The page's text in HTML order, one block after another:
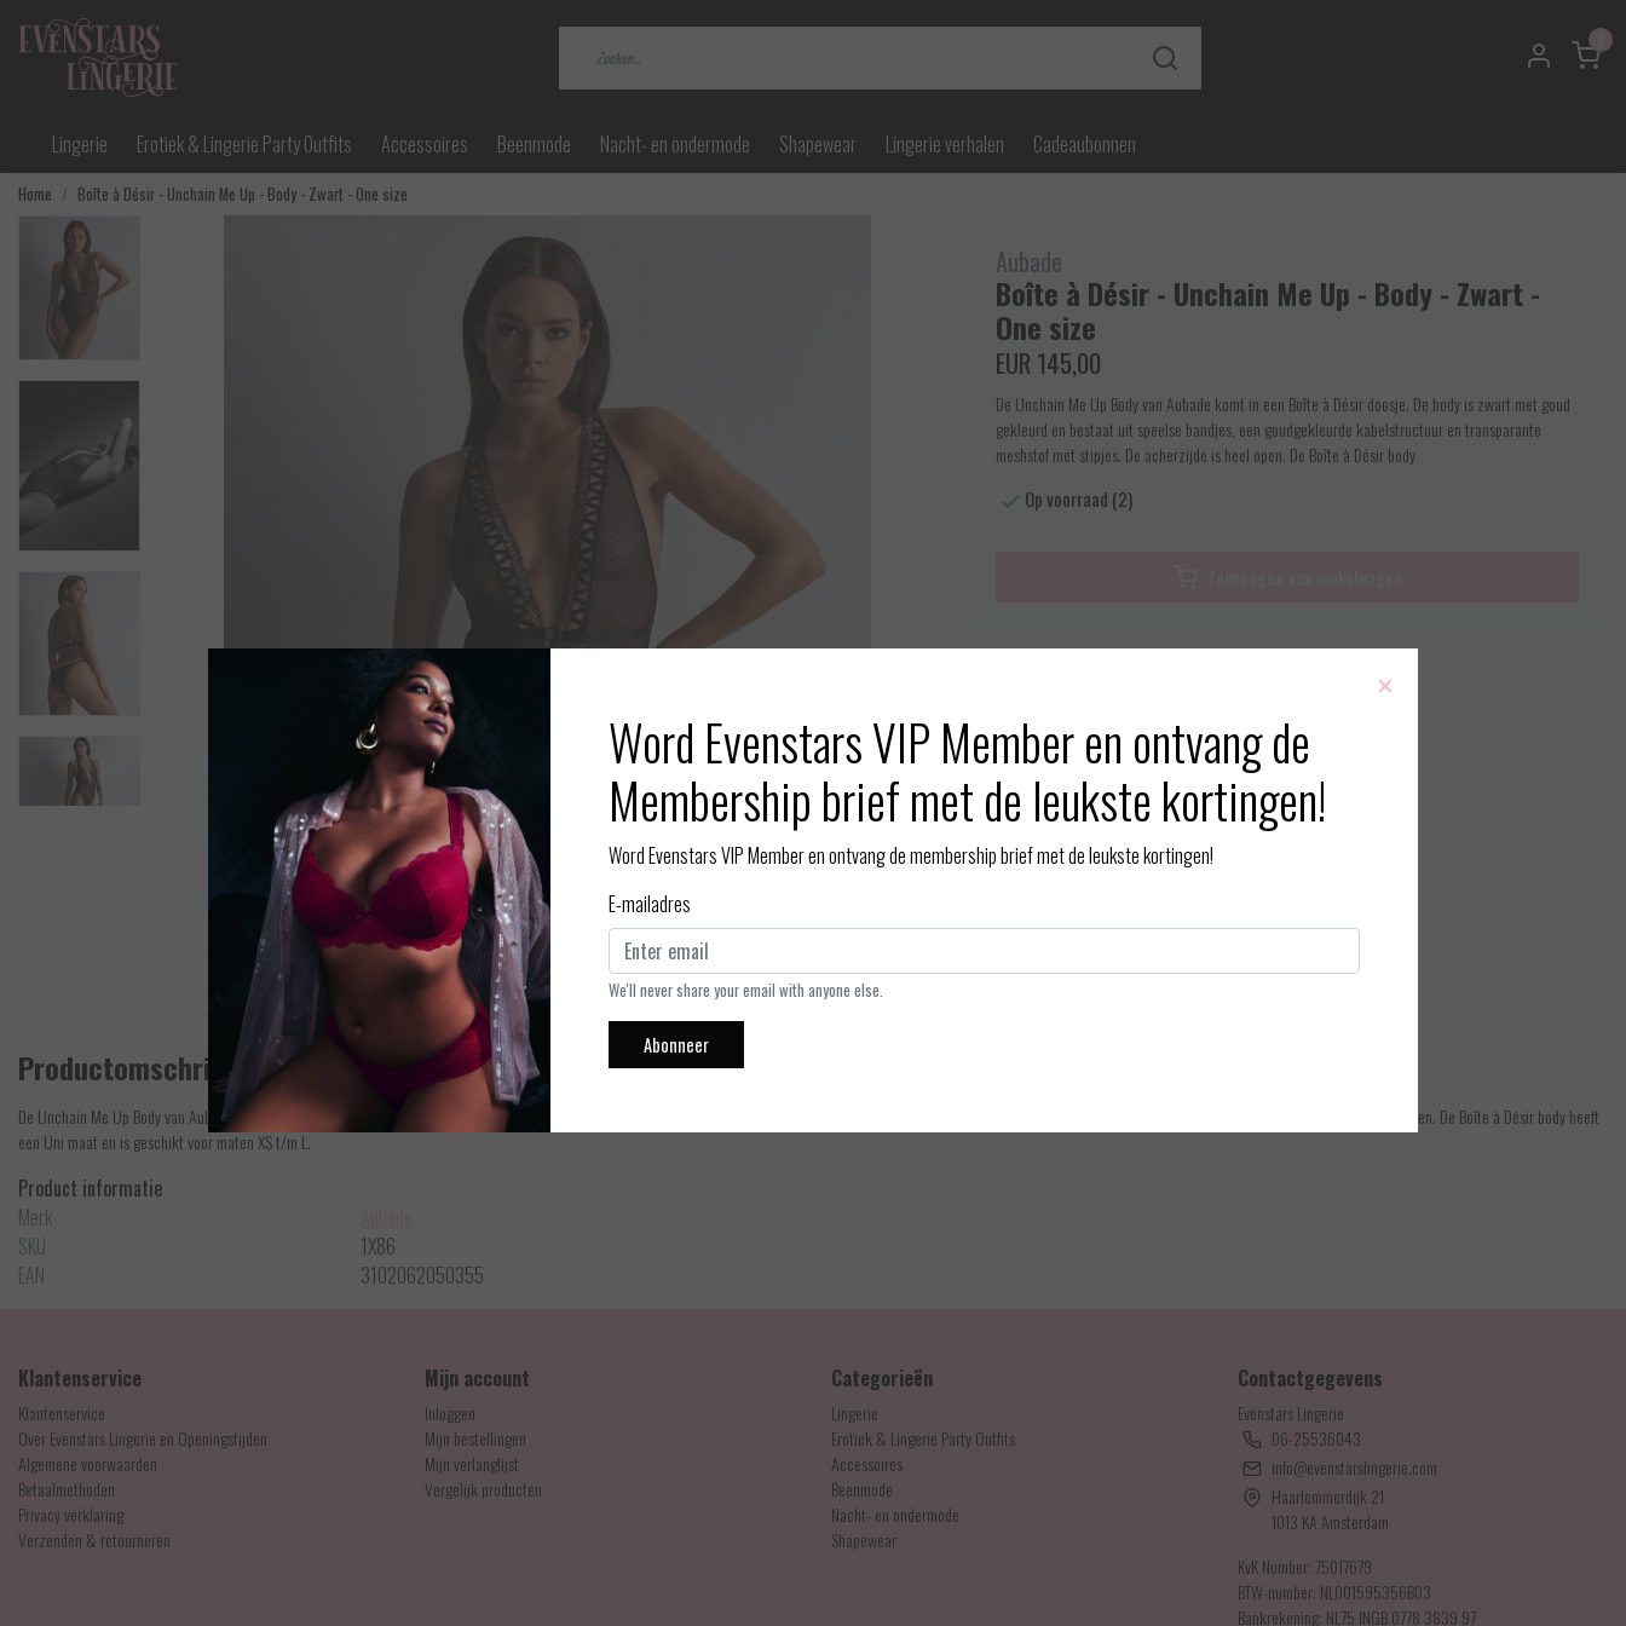
Lingerie Erotiek & Lingerie Party Outfits Accessoires Beenmode Nacht- en ondermode Shapewear Lingerie verhalen Cadeaubonnen
Home Boîte à Désir - Unchain Me Up - Body - Zwart - One size
Aubade
Boîte à Désir - Unchain Me Up - Body - Zwart -
One size
EUR 145,00
De Unchain Me Up Body van Aubade komt in een Boîte à Désir doosje. De body is zwart met goud
gekleurd en bestaat uit speelse bandjes, een goudgekleurde kabelstructuur en transparante
meshstof met stipjes. De acherzijde is heel open. De Boîte à Désir body
Op voorraad (2)
Productomschrijving
De Unchain Me Up Body van Aubade komt in een Boîte à Désir doosje. De body is zwart met goud gekleurd en bestaat uit speelse bandjes, een goudgekleurde kabelstructuur en transparante meshstof met stipjes. De acherzijde is heel open. De Boîte à Désir body heeft
een Uni maat en is geschikt voor maten XS t/m L.
Product informatie
Merk
SKU
1X86
EAN
3102062050355
Klantenservice
Klantenservice
Over Evenstars Lingerie en Openingstijden
Algemene voorwaarden
Betaalmethoden
Privacy verklaring
Verzenden & retourneren
Mijn account
Inloggen
Mijn bestellingen
Mijn verlanglijst
Vergelijk producten
Categorieën
Lingerie
Erotiek & Lingerie Party Outfits
Accessoires
Beenmode
Nacht- en ondermode
Shapewear
Contactgegevens
Evenstars Lingerie
06-25536043
info@evenstarslingerie.com
Haarlemmerdijk 21
1013 KA Amsterdam
KvK Number: 75017679
BTW-number: NL001595356B03
Bankrekening: NL75 INGB 0778 3839 97
×
Word Evenstars VIP Member en ontvang de
Membership brief met de leukste kortingen!
Word Evenstars VIP Member en ontvang de membership brief met de leukste kortingen!
E-mailadres
We'll never share your email with anyone else.
Abonneer